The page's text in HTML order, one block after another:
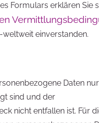
Formulars erklären Sie
einverstanden.
Daten
sind und der
nicht entfallen ist. Für